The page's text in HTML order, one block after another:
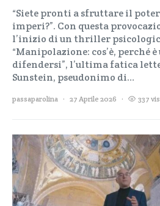
“Siete pronti a sfruttare il
imperi?”. Con questa
l’inizio di un thriller
“Manipolazione: cos’è, perché
difendersi”, l’ultima fatica
Sunstein, pseudonimo di…
passaparolina 27 Aprile 2026 337